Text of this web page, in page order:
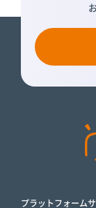
プラットフォーム